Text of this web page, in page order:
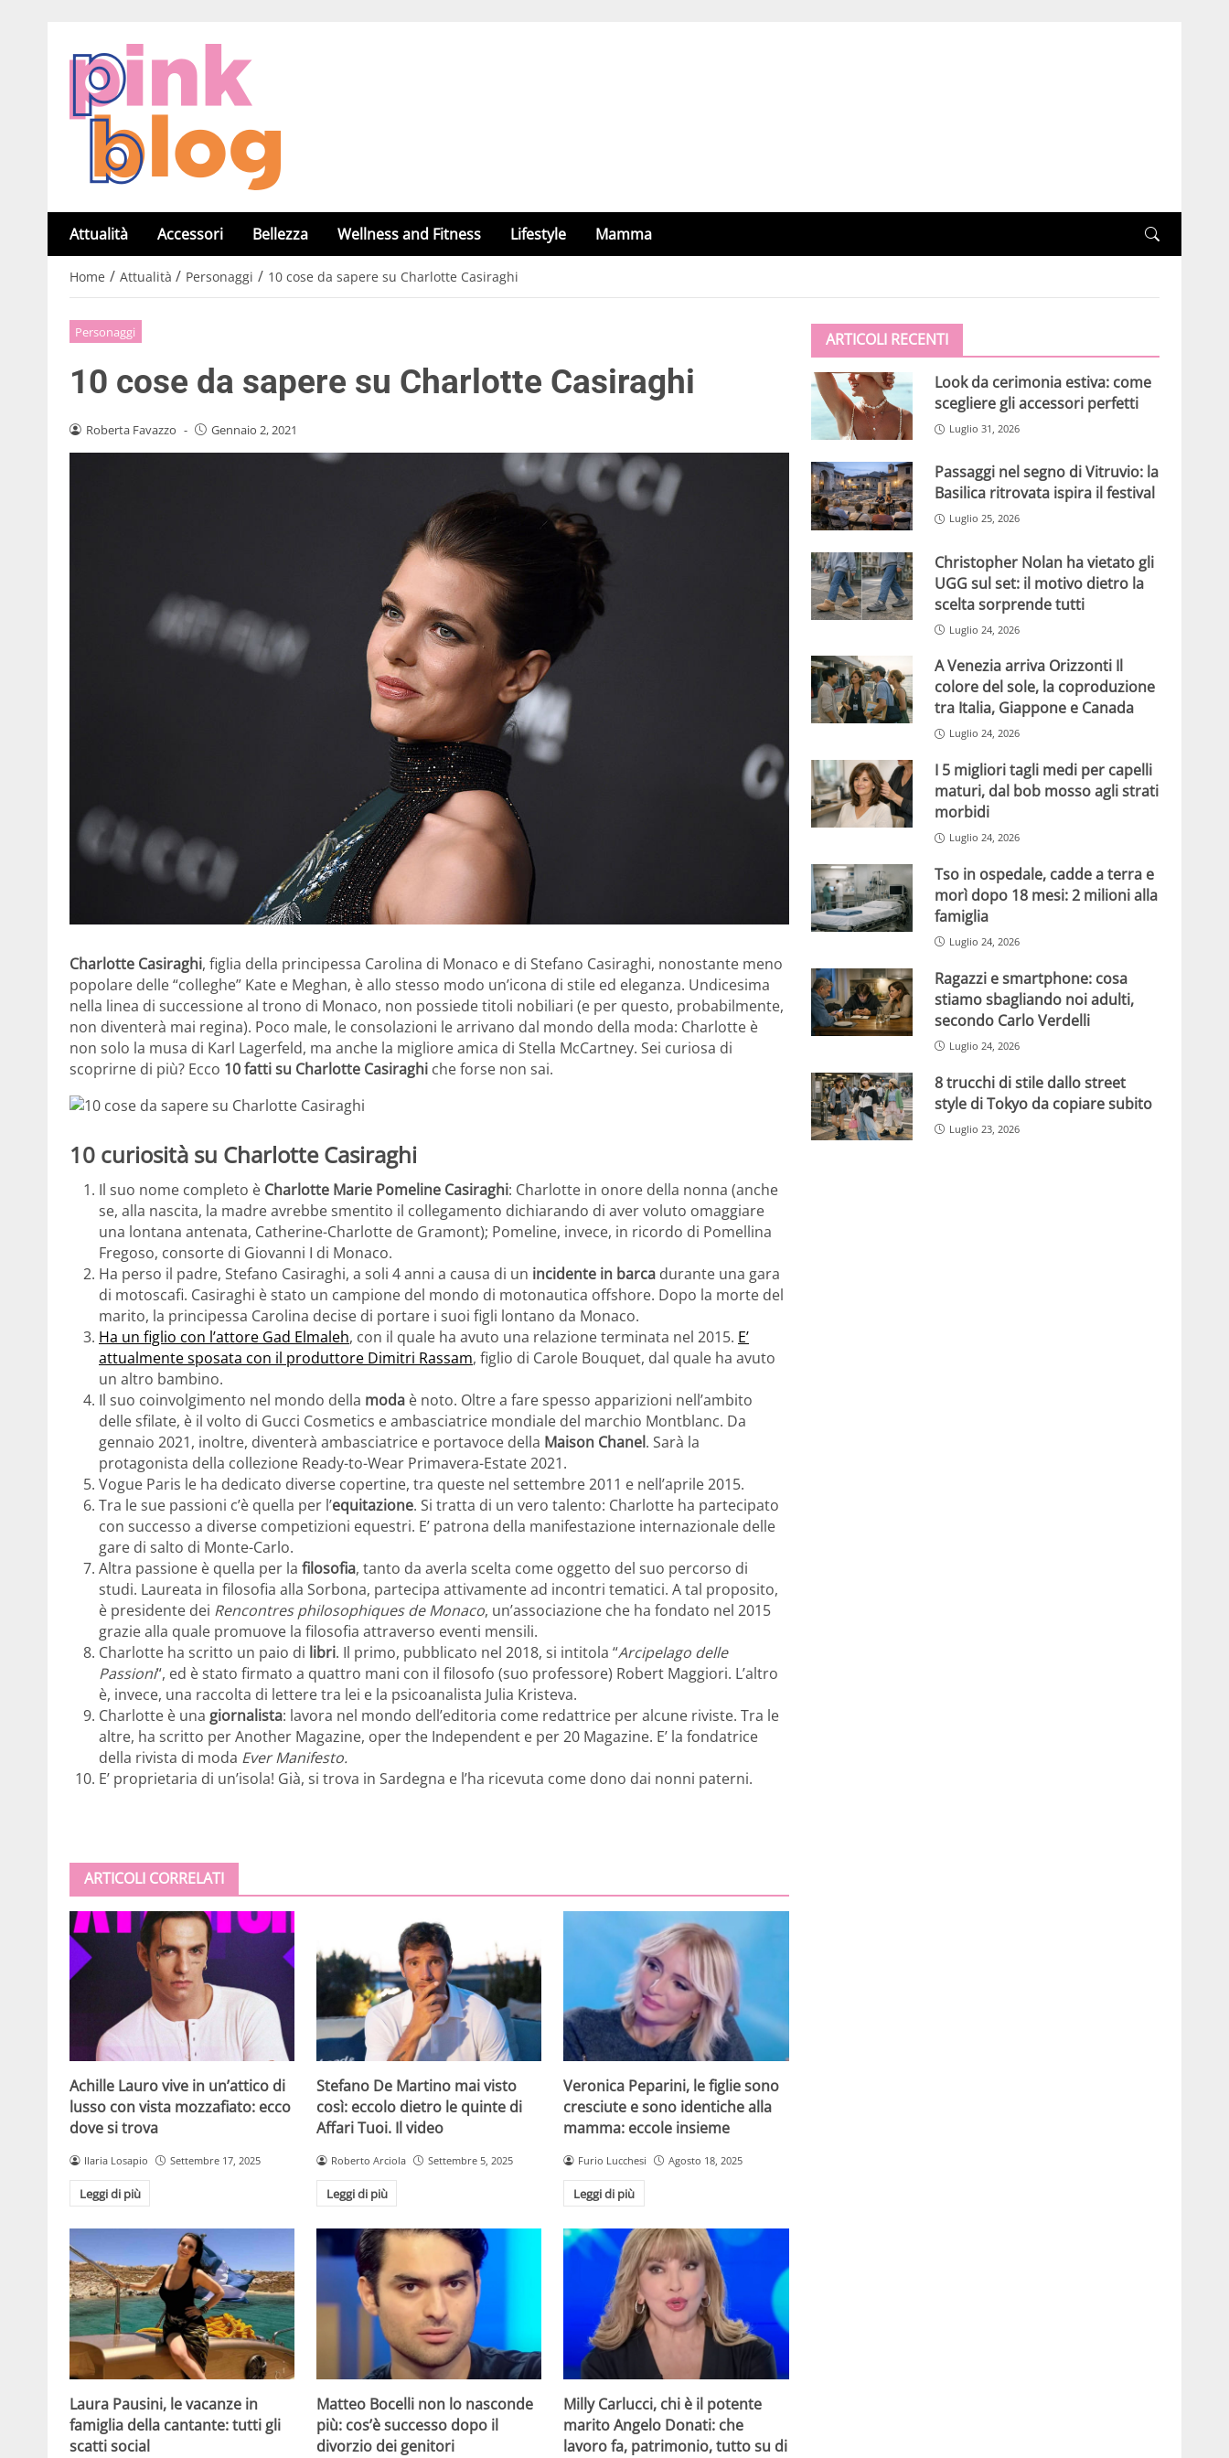
Attualità Accessori Bellezza Wellness and Fitness Lifestyle Mamma
Home / Attualità / Personaggi / 10 cose da sapere su Charlotte Casiraghi
Personaggi
10 cose da sapere su Charlotte Casiraghi
Roberta Favazzo - Gennaio 2, 2021
Charlotte Casiraghi, figlia della principessa Carolina di Monaco e di Stefano Casiraghi, nonostante meno
popolare delle “colleghe” Kate e Meghan, è allo stesso modo un’icona di stile ed eleganza. Undicesima
nella linea di successione al trono di Monaco, non possiede titoli nobiliari (e per questo, probabilmente,
non diventerà mai regina). Poco male, le consolazioni le arrivano dal mondo della moda: Charlotte è
non solo la musa di Karl Lagerfeld, ma anche la migliore amica di Stella McCartney. Sei curiosa di
scoprirne di più? Ecco 10 fatti su Charlotte Casiraghi che forse non sai.
10 curiosità su Charlotte Casiraghi
Il suo nome completo è Charlotte Marie Pomeline Casiraghi: Charlotte in onore della nonna (anche
se, alla nascita, la madre avrebbe smentito il collegamento dichiarando di aver voluto omaggiare
una lontana antenata, Catherine-Charlotte de Gramont); Pomeline, invece, in ricordo di Pomellina
Fregoso, consorte di Giovanni I di Monaco.
Ha perso il padre, Stefano Casiraghi, a soli 4 anni a causa di un incidente in barca durante una gara
di motoscafi. Casiraghi è stato un campione del mondo di motonautica offshore. Dopo la morte del
marito, la principessa Carolina decise di portare i suoi figli lontano da Monaco.
Ha un figlio con l’attore Gad Elmaleh, con il quale ha avuto una relazione terminata nel 2015. E’
attualmente sposata con il produttore Dimitri Rassam, figlio di Carole Bouquet, dal quale ha avuto
un altro bambino.
Il suo coinvolgimento nel mondo della moda è noto. Oltre a fare spesso apparizioni nell’ambito
delle sfilate, è il volto di Gucci Cosmetics e ambasciatrice mondiale del marchio Montblanc. Da
gennaio 2021, inoltre, diventerà ambasciatrice e portavoce della Maison Chanel. Sarà la
protagonista della collezione Ready-to-Wear Primavera-Estate 2021.
Vogue Paris le ha dedicato diverse copertine, tra queste nel settembre 2011 e nell’aprile 2015.
Tra le sue passioni c’è quella per l’equitazione. Si tratta di un vero talento: Charlotte ha partecipato
con successo a diverse competizioni equestri. E’ patrona della manifestazione internazionale delle
gare di salto di Monte-Carlo.
Altra passione è quella per la filosofia, tanto da averla scelta come oggetto del suo percorso di
studi. Laureata in filosofia alla Sorbona, partecipa attivamente ad incontri tematici. A tal proposito,
è presidente dei Rencontres philosophiques de Monaco, un’associazione che ha fondato nel 2015
grazie alla quale promuove la filosofia attraverso eventi mensili.
Charlotte ha scritto un paio di libri. Il primo, pubblicato nel 2018, si intitola “Arcipelago delle
Passioni“, ed è stato firmato a quattro mani con il filosofo (suo professore) Robert Maggiori. L’altro
è, invece, una raccolta di lettere tra lei e la psicoanalista Julia Kristeva.
Charlotte è una giornalista: lavora nel mondo dell’editoria come redattrice per alcune riviste. Tra le
altre, ha scritto per Another Magazine, oper the Independent e per 20 Magazine. E’ la fondatrice
della rivista di moda Ever Manifesto.
E’ proprietaria di un’isola! Già, si trova in Sardegna e l’ha ricevuta come dono dai nonni paterni.
ARTICOLI CORRELATI
Achille Lauro vive in un’attico di
lusso con vista mozzafiato: ecco
dove si trova
Ilaria Losapio Settembre 17, 2025
Leggi di più
Stefano De Martino mai visto
così: eccolo dietro le quinte di
Affari Tuoi. Il video
Roberto Arciola Settembre 5, 2025
Leggi di più
Veronica Peparini, le figlie sono
cresciute e sono identiche alla
mamma: eccole insieme
Furio Lucchesi Agosto 18, 2025
Leggi di più
Laura Pausini, le vacanze in
famiglia della cantante: tutti gli
scatti social
Matteo Bocelli non lo nasconde
più: cos’è successo dopo il
divorzio dei genitori
Milly Carlucci, chi è il potente
marito Angelo Donati: che
lavoro fa, patrimonio, tutto su di
ARTICOLI RECENTI
Look da cerimonia estiva: come
scegliere gli accessori perfetti
Luglio 31, 2026
Passaggi nel segno di Vitruvio: la
Basilica ritrovata ispira il festival
Luglio 25, 2026
Christopher Nolan ha vietato gli
UGG sul set: il motivo dietro la
scelta sorprende tutti
Luglio 24, 2026
A Venezia arriva Orizzonti Il
colore del sole, la coproduzione
tra Italia, Giappone e Canada
Luglio 24, 2026
I 5 migliori tagli medi per capelli
maturi, dal bob mosso agli strati
morbidi
Luglio 24, 2026
Tso in ospedale, cadde a terra e
morì dopo 18 mesi: 2 milioni alla
famiglia
Luglio 24, 2026
Ragazzi e smartphone: cosa
stiamo sbagliando noi adulti,
secondo Carlo Verdelli
Luglio 24, 2026
8 trucchi di stile dallo street
style di Tokyo da copiare subito
Luglio 23, 2026